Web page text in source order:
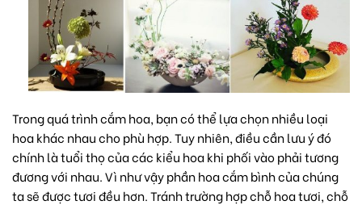
Trong quá trình cắm hoa, bạn có thể lựa chọn nhiều loại
hoa khác nhau cho phù hợp. Tuy nhiên, điều cần lưu ý đó
chính là tuổi thọ của các kiểu hoa khi phối vào phải tương
đương với nhau. Vì như vậy phầnhoa cắm bìnhcủa chúng
ta sẽ được tươi đều hơn. Tránh trường hợp chỗ hoa tươi, chỗ